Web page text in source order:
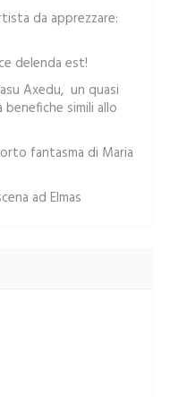
da apprezzare:
delenda est!
Axedu, un quasi
simili allo
fantasma di Maria
ad Elmas